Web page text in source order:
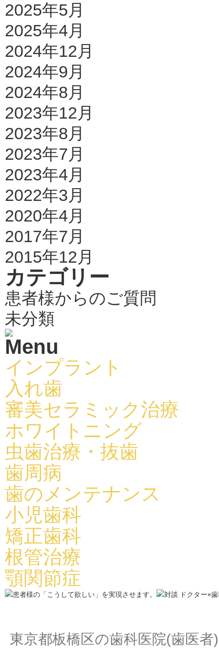
2025年5月
2025年4月
2024年12月
2024年9月
2024年8月
2023年12月
2023年8月
2023年7月
2023年4月
2022年3月
2020年4月
2017年7月
2015年12月
カテゴリー
患者様からのご質問
未分類
インプラント
入れ歯
審美セラミック治療
ホワイトニング
虫歯治療・抜歯
歯周病
歯のメンテナンス
小児歯科
矯正歯科
根管治療
顎関節症
東京都板橋区の歯科医院(歯医